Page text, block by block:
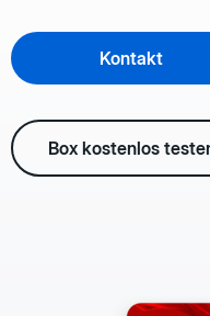
Kontakt
Box kostenlos